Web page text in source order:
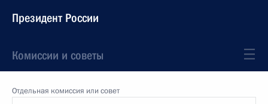
Президент России
Комиссии и советы
Отдельная комиссия или совет